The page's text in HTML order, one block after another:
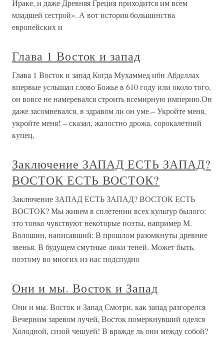
Ираке, и даже Древняя Греция приходится им всем
младшей сестрой». А вот история большинства
европейских и
Глава 1 Восток и запад
Глава 1 Восток и запад Когда Мухаммед ибн Абдeллах
впервые услышал слово Божье в 610 году или около того,
он вовсе не намеревался строить всемирную империю.Он
даже засомневался, в здравом ли он уме.– Укройте меня,
укройте меня! – сказал, жалостно дрожа, сорокалетний
купец,
Заключение ЗАПАД ЕСТЬ ЗАПАД?
ВОСТОК ЕСТЬ ВОСТОК?
Заключение ЗАПАД ЕСТЬ ЗАПАД? ВОСТОК ЕСТЬ
ВОСТОК? Мы живем в сплетении всех культур былого:
это тонко чувствуют некоторые поэты, например М.
Волошин, написавший: В прошлом разомкнуты древние
звенья. В будущем смутные лики теней. Может быть,
поэтому во многих из нас подспудно
Они и мы. Восток и Запад
Они и мы. Восток и Запад Смотри, как запад разгорелся
Вечерним заревом лучей, Восток померкнувший оделся
Холодной, сизой чешуей! В вражде ль они между собой?